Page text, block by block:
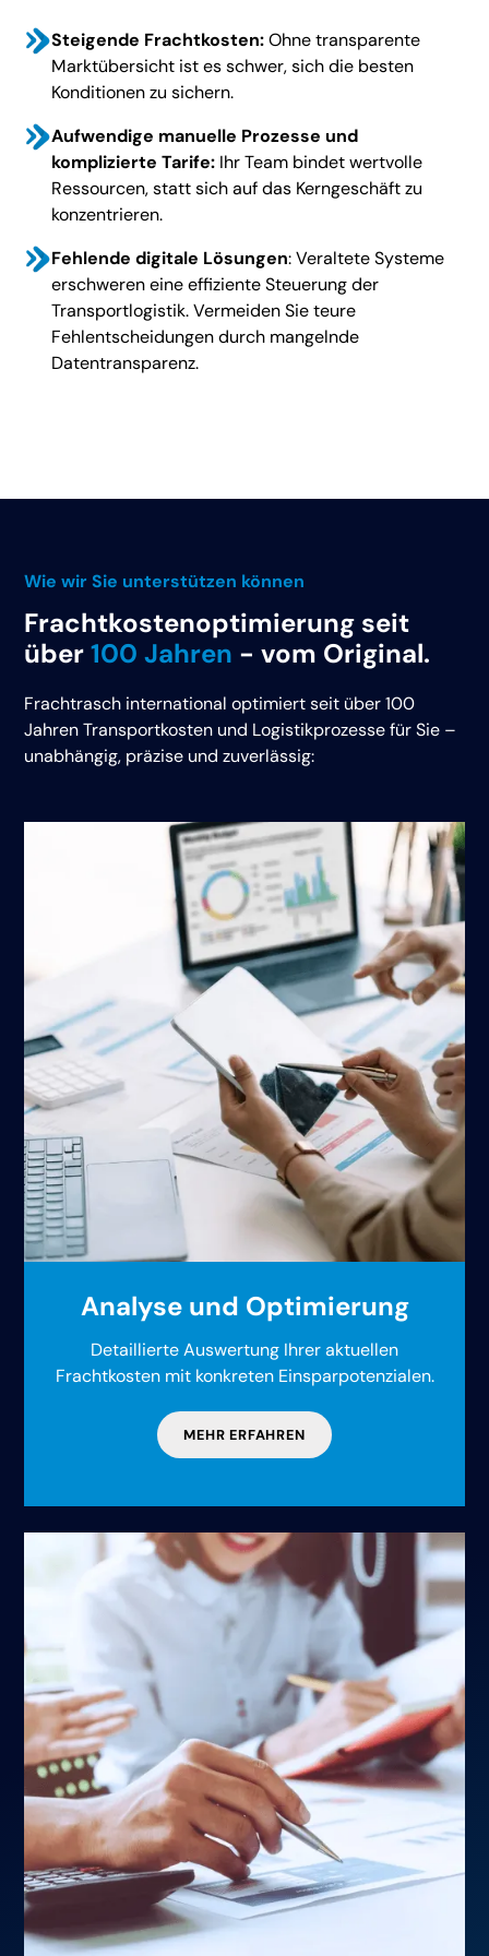
Steigende Frachtkosten:Ohne transparente
Marktübersicht ist es schwer, sich die besten
Konditionen zu sichern.
Aufwendige manuelle Prozesse und
komplizierte Tarife: Ihr Team bindet wertvolle
Ressourcen, statt sich auf das Kerngeschäft zu
konzentrieren.
Fehlende digitale Lösungen: Veraltete Systeme
erschweren eine effiziente Steuerung der
Transportlogistik. Vermeiden Sie teure
Fehlentscheidungen durch mangelnde
Datentransparenz.
Wie wir Sie unterstützen können
Frachtkostenoptimierung seit
über100 Jahren - vom Original.
Frachtrasch international optimiert seit über 100
Jahren Transportkosten und Logistikprozesse für Sie –
unabhängig, präzise und zuverlässig:
Analyse und Optimierung
Detaillierte Auswertung Ihrer aktuellen
Frachtkosten mit konkreten Einsparpotenzialen.
MEHR ERFAHREN